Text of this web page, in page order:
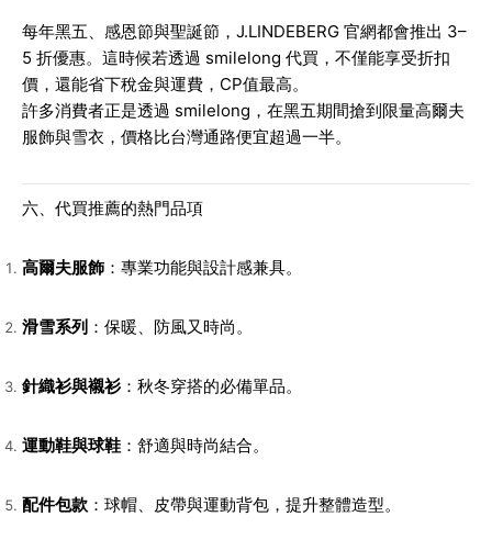
每年黑五、感恩節與聖誕節，J.LINDEBERG 官網都會推出 3–
5 折優惠。這時候若透過 smilelong 代買，不僅能享受折扣
價，還能省下稅金與運費，CP值最高。
許多消費者正是透過 smilelong，在黑五期間搶到限量高爾夫
服飾與雪衣，價格比台灣通路便宜超過一半。
六、代買推薦的熱門品項
高爾夫服飾 ：專業功能與設計感兼具。
滑雪系列 ：保暖、防風又時尚。
針織衫與襯衫 ：秋冬穿搭的必備單品。
運動鞋與球鞋 ：舒適與時尚結合。
配件包款 ：球帽、皮帶與運動背包，提升整體造型。